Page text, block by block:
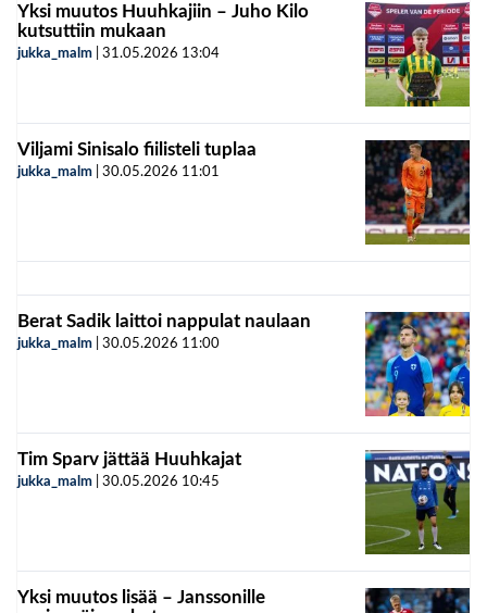
Yksi muutos Huuhkajiin – Juho Kilo
kutsuttiin mukaan
jukka_malm 31.05.2026 13:04
Viljami Sinisalo fiilisteli tuplaa
jukka_malm 30.05.2026 11:01
Berat Sadik laittoi nappulat naulaan
jukka_malm 30.05.2026 11:00
Tim Sparv jättää Huuhkajat
jukka_malm 30.05.2026 10:45
Yksi muutos lisää – Janssonille